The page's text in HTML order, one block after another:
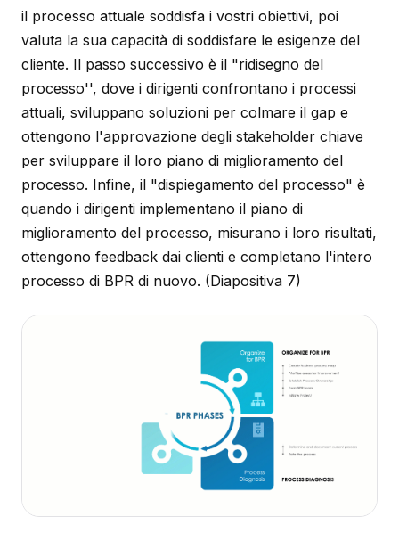
il processo attuale soddisfa i vostri obiettivi, poi
valuta la sua capacità di soddisfare le esigenze del
cliente. Il passo successivo è il "ridisegno del
processo'', dove i dirigenti confrontano i processi
attuali, sviluppano soluzioni per colmare il gap e
ottengono l'approvazione degli stakeholder chiave
per sviluppare il loro piano di miglioramento del
processo. Infine, il "dispiegamento del processo" è
quando i dirigenti implementano il piano di
miglioramento del processo, misurano i loro risultati,
ottengono feedback dai clienti e completano l'intero
processo di BPR di nuovo. (Diapositiva 7)